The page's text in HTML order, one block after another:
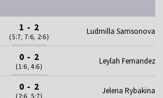
1 - 2
(5:7, 7:6, 2:6)
Ludmilla Samsonova
0 - 2
(1:6, 4:6)
Leylah Fernandez
0 - 2
(2:6, 5:7)
Jelena Rybakina